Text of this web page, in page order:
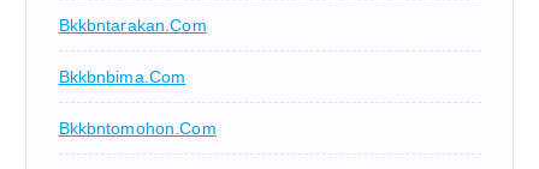
Bkkbntarakan.com
Bkkbnbima.com
Bkkbntomohon.com